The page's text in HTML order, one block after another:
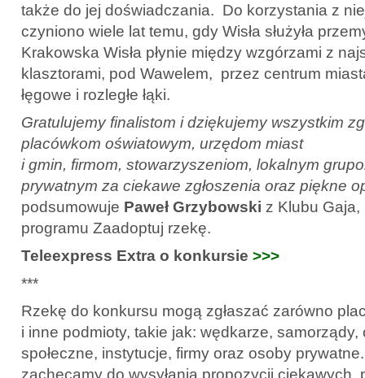
także do jej doświadczania. Do korzystania z
czyniono wiele lat temu, gdy Wisła służyła
Krakowska Wisła płynie między wzgórzami z
klasztorami, pod Wawelem, przez centrum
łęgowe i rozległe łąki.
Gratulujemy finalistom i dziękujemy wszystkim
placówkom oświatowym, urzędom miast
i gmin, firmom, stowarzyszeniom, lokalnym
prywatnym za ciekawe zgłoszenia oraz piękne
podsumowuje Paweł Grzybowski z Klubu
programu Zaadoptuj rzekę.
Teleexpress Extra o konkursie >>>
***
Rzekę do konkursu mogą zgłaszać zarówno
i inne podmioty, takie jak: wędkarze, samorządy,
społeczne, instytucje, firmy oraz osoby
zachęcamy do wysyłania propozycji ciekawych,